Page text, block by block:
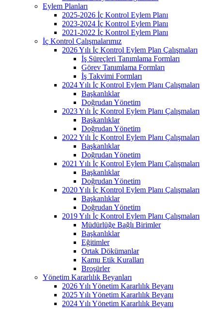
Eylem Planları
2025-2026 İç Kontrol Eylem Planı
2023-2024 İç Kontrol Eylem Planı
2021-2022 İç Kontrol Eylem Planı
İç Kontrol Çalışmalarımız
2026 Yılı İç Kontrol Eylem Plan Çalışmaları
İş Süreçleri Tanımlama Formları
Görev Tanımlama Formları
İş Takvimi Formları
2024 Yılı İç Kontrol Eylem Planı Çalışmaları
Başkanlıklar
Doğrudan Yönetim
2023 Yılı İç Kontrol Eylem Planı Çalışmaları
Başkanlıklar
Doğrudan Yönetim
2022 Yılı İç Kontrol Eylem Planı Çalışmaları
Başkanlıklar
Doğrudan Yönetim
2021 Yılı İç Kontrol Eylem Planı Çalışmaları
Başkanlıklar
Doğrudan Yönetim
2020 Yılı İç Kontrol Eylem Planı Çalışmaları
Başkanlıklar
Doğrudan Yönetim
2019 Yılı İç Kontrol Eylem Planı Çalışmaları
Müdürlüğe Bağlı Birimler
Başkanlıklar
Eğitimler
Ortak Dökümanlar
Kamu Etik Kuralları
Broşürler
Yönetim Kararlılık Beyanları
2026 Yılı Yönetim Kararlılık Beyanı
2025 Yılı Yönetim Kararlılık Beyanı
2024 Yılı Yönetim Kararlılık Beyanı